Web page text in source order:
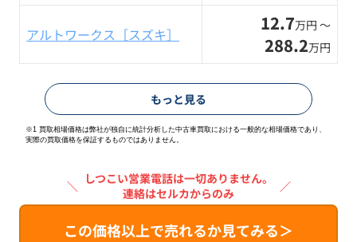
アルトワークス［スズキ］ 12.7万円 〜
288.2万円
もっと見る
※1 買取相場価格は弊社が独自に統計分析した中古車買取における一般的な相場価格であり、
実際の買取価格を保証するものではありません。
＼ しつこい営業電話は一切ありません。
連絡はセルカからのみ
／
この価格以上で売れるか見てみる＞